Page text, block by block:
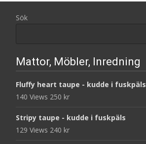
Sök
Mattor, Möbler, Inredning
Fluffy heart taupe - kudde i fuskpäls
140 Views 250 kr
Stripy taupe - kudde i fuskpäls
129 Views 240 kr